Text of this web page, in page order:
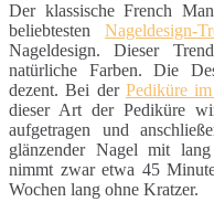
Der klassische French
beliebtesten Nageldesign-
Nageldesign. Dieser
natürliche Farben. Die
dezent. Bei der Pediküre
dieser Art der Pediküre
aufgetragen und
glänzender Nagel mit lang
nimmt zwar etwa 45
Wochen lang ohne Kratzer.